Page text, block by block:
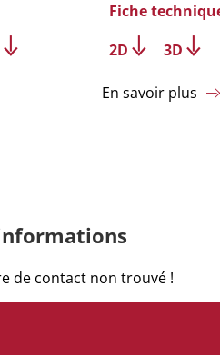
Fiche
2D
3D
En savoir plus
de contact non trouvé !